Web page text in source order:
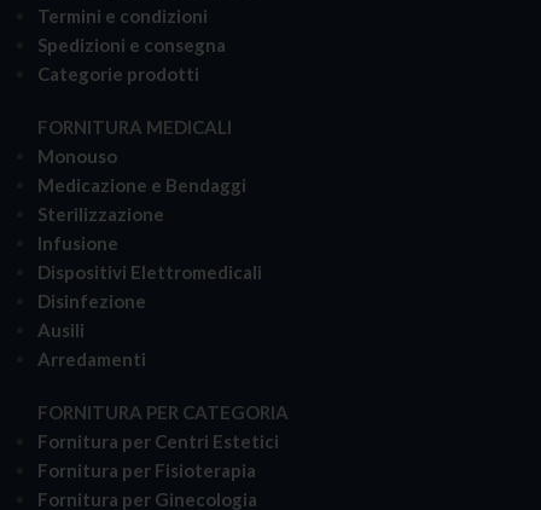
Termini e condizioni
Spedizioni e consegna
Categorie prodotti
FORNITURA MEDICALI
Monouso
Medicazione e Bendaggi
Sterilizzazione
Infusione
Dispositivi Elettromedicali
Disinfezione
Ausili
Arredamenti
FORNITURA PER CATEGORIA
Fornitura per Centri Estetici
Fornitura per Fisioterapia
Fornitura per Ginecologia